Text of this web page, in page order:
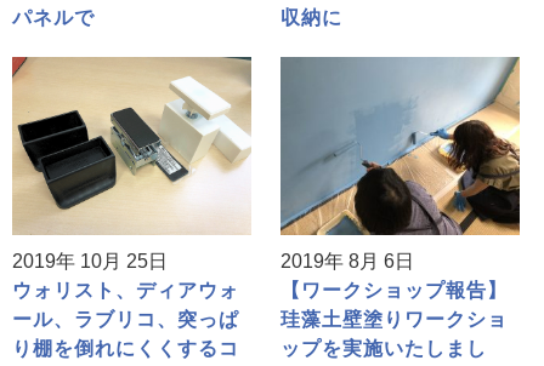
パネルで
収納に
2019年 10月 25日
ウォリスト、ディアウォ
ール、ラブリコ、突っぱ
り棚を倒れにくくするコ
2019年 8月 6日
【ワークショップ報告】
珪藻土壁塗りワークショ
ップを実施いたしまし